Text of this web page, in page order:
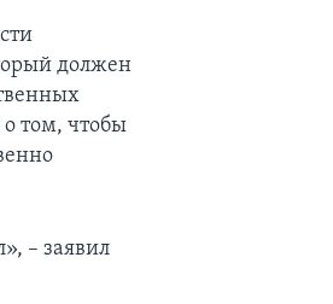
должен
том, чтобы
– заявил